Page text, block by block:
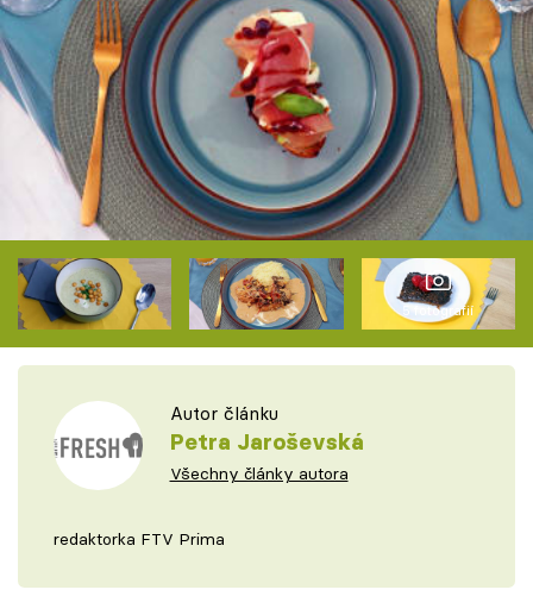
5 fotografií
Autor článku
Petra Jaroševská
Všechny články autora
redaktorka FTV Prima